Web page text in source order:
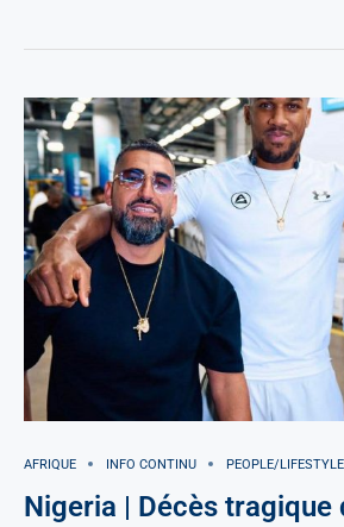
AFRIQUE INFO CONTINU PEOPLE/LIFESTYLE
Nigeria | Décès tragique